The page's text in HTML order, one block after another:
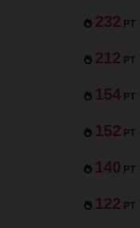
232 PT
212 PT
154 PT
152 PT
140 PT
122 PT